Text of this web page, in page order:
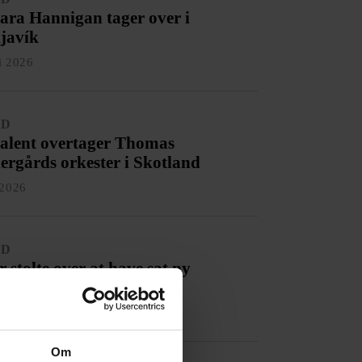
Om
Hannigan tager over i
2026
overtager Thomas
orkester i Skotland
stolte over at have sat ny